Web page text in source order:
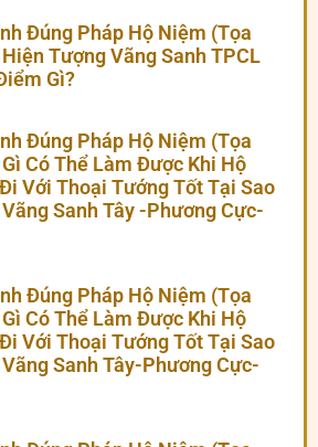
Đúng Pháp Hộ Niệm (Tọa
Tượng Vãng Sanh TPCL
Gì?
Đúng Pháp Hộ Niệm (Tọa
Có Thể Làm Được Khi Hộ
Với Thoại Tướng Tốt Tại Sao
Sanh Tây -Phương Cực-
Đúng Pháp Hộ Niệm (Tọa
Có Thể Làm Được Khi Hộ
Với Thoại Tướng Tốt Tại Sao
Sanh Tây-Phương Cực-